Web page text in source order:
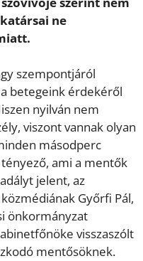
ne
szempontjáról
betegeink érdekéről
nyilván nem
viszont vannak olyan
másodperc
ami a mentők
jelent, az
Győrfi Pál,
önkormányzat
visszaszólt
mentősöknek.